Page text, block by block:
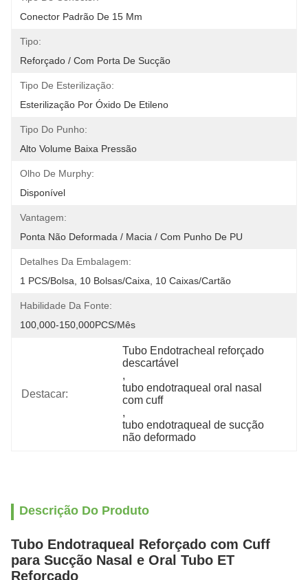
Conector Padrão De 15 Mm
Tipo:
Reforçado / Com Porta De Sucção
Tipo De Esterilização:
Esterilização Por Óxido De Etileno
Tipo Do Punho:
Alto Volume Baixa Pressão
Olho De Murphy:
Disponível
Vantagem:
Ponta Não Deformada / Macia / Com Punho De PU
Detalhes Da Embalagem:
1 PCS/Bolsa, 10 Bolsas/Caixa, 10 Caixas/Cartão
Habilidade Da Fonte:
100,000-150,000PCS/Mês
Destacar:
Tubo Endotracheal reforçado
descartável
,
tubo endotraqueal oral nasal
com cuff
,
tubo endotraqueal de sucção
não deformado
Descrição Do Produto
Tubo Endotraqueal Reforçado com Cuff
para Sucção Nasal e Oral Tubo ET
Reforçado